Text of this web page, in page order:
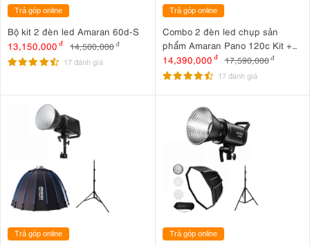
Trả góp online
Bộ kit 2 đèn led Amaran 60d-S
13,150,000 đ 14,500,000đ
17 đánh giá
Trả góp online
Combo 2 đèn led chụp sản
phẩm Amaran Pano 120c Kit +
Amaran Pano 60c Kit
14,390,000 đ 17,590,000 đ
17 đánh giá
Trả góp online Trả góp online